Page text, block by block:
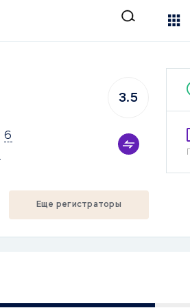
6
3.5
Еще регистраторы